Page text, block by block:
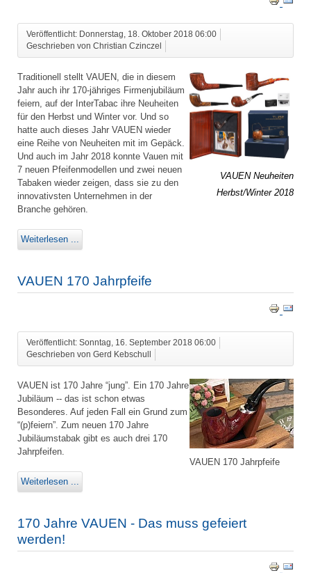
Veröffentlicht: Donnerstag, 18. Oktober 2018 06:00
Geschrieben von Christian Czinczel
VAUEN Neuheiten
Herbst/Winter 2018
Traditionell stellt VAUEN, die in diesem
Jahr auch ihr 170-jähriges Firmenjubiläum
feiern, auf der InterTabac ihre Neuheiten
für den Herbst und Winter vor. Und so
hatte auch dieses Jahr VAUEN wieder
eine Reihe von Neuheiten mit im Gepäck.
Und auch im Jahr 2018 konnte Vauen mit
7 neuen Pfeifenmodellen und zwei neuen
Tabaken wieder zeigen, dass sie zu den
innovativsten Unternehmen in der
Branche gehören.
Weiterlesen ...
VAUEN 170 Jahrpfeife
Veröffentlicht: Sonntag, 16. September 2018 06:00
Geschrieben von Gerd Kebschull
VAUEN 170 Jahrpfeife
VAUEN ist 170 Jahre “jung”. Ein 170 Jahre
Jubiläum -- das ist schon etwas
Besonderes. Auf jeden Fall ein Grund zum
“(p)feiern”. Zum neuen 170 Jahre
Jubiläumstabak gibt es auch drei 170
Jahrpfeifen.
Weiterlesen ...
170 Jahre VAUEN - Das muss gefeiert
werden!